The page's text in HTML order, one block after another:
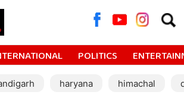
for:
POLITICS
haryana himachal